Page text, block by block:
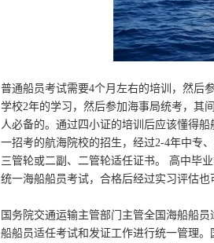
普通船员考试需要4个月左右的培训，然后
学校2年的学习，然后参加海事局统考，其
人必备的。通过四小证的培训后应该懂得
一招考的航海院校的招生，经过2-4年中专
三管轮或二副、二管轮适任证书。 高中毕
统一海船船员考试，合格后经过实习评估
国务院交通运输主管部门主管全国海船船
船船员适任考试和发证工作进行统一管理